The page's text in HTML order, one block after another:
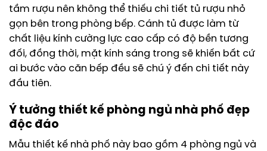
tầm rượu nên không thể thiếu chi tiết tủ rượu nhỏ
gọn bên trong phòng bếp. Cánh tủ được làm từ
chất liệu kính cường lực cao cấp có độ bền tương
đối, đồng thời, mặt kính sáng trong sẽ khiến bất cứ
ai bước vào căn bếp đều sẽ chú ý đến chi tiết này
đầu tiên.
Ý tưởng thiết kế phòng ngủ nhà phố đẹp
độc đáo
Mẫu thiết kế nhà phố này bao gồm 4 phòng ngủ và